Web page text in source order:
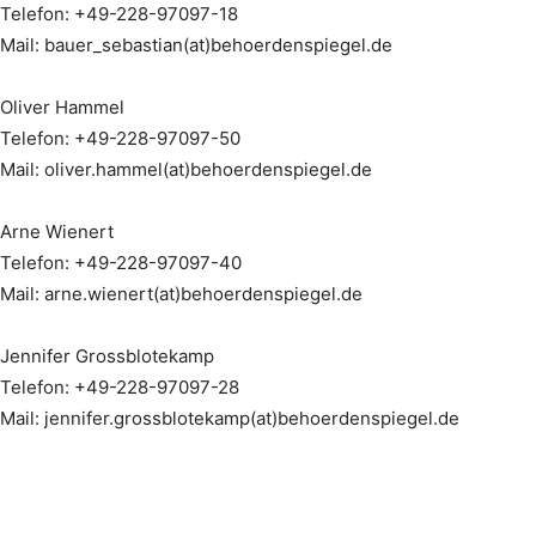
Telefon: +49-228-97097-18
Mail: bauer_sebastian(at)behoerdenspiegel.de
Oliver Hammel
Telefon: +49-228-97097-50
Mail: oliver.hammel(at)behoerdenspiegel.de
Arne Wienert
Telefon: +49-228-97097-40
Mail: arne.wienert(at)behoerdenspiegel.de
Jennifer Grossblotekamp
Telefon: +49-228-97097-28
Mail: jennifer.grossblotekamp(at)behoerdenspiegel.de